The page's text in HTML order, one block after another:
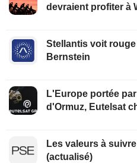
devraient profiter à
Stellantis voit
Bernstein
L'Europe portée
d'Ormuz, Eutelsat
Les valeurs à
(actualisé)